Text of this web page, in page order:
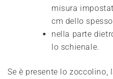
misura
cm dello
nella parte
lo schienale.
Se è presente lo zoccolino,